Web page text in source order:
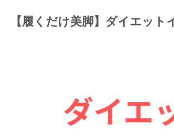
【履くだけ美脚】ダイエッ